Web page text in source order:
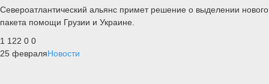
Североатлантический альянс примет решение о выделении нового
пакета помощи Грузии и Украине.
1 122 0 0
25 февраляНовости